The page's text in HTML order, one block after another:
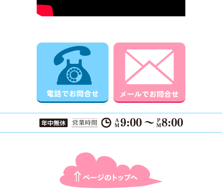
電話でお問合せ